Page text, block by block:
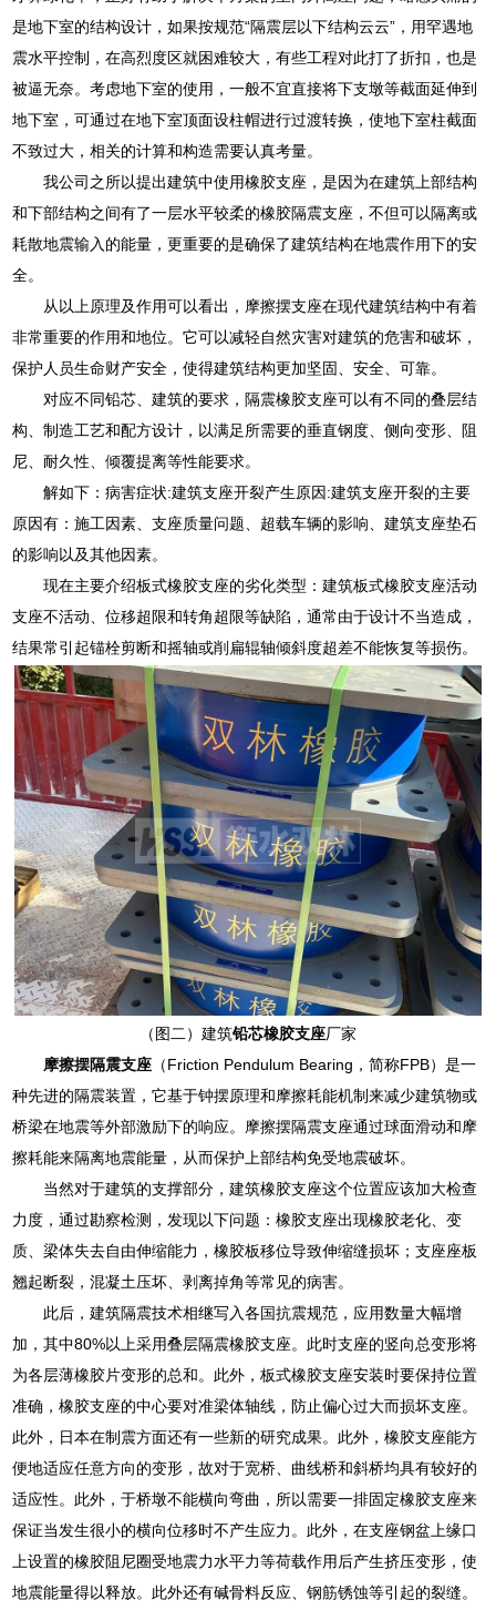
是地下室的结构设计，如果按规范“隔震层以下结构云云”，用罕遇地
震水平控制，在高烈度区就困难较大，有些工程对此打了折扣，也是
被逼无奈。考虑地下室的使用，一般不宜直接将下支墩等截面延伸到
地下室，可通过在地下室顶面设柱帽进行过渡转换，使地下室柱截面
不致过大，相关的计算和构造需要认真考量。
我公司之所以提出建筑中使用橡胶支座，是因为在建筑上部结构
和下部结构之间有了一层水平较柔的橡胶隔震支座，不但可以隔离或
耗散地震输入的能量，更重要的是确保了建筑结构在地震作用下的安
全。
从以上原理及作用可以看出，摩擦摆支座在现代建筑结构中有着
非常重要的作用和地位。它可以减轻自然灾害对建筑的危害和破坏，
保护人员生命财产安全，使得建筑结构更加坚固、安全、可靠。
对应不同铅芯、建筑的要求，隔震橡胶支座可以有不同的叠层结
构、制造工艺和配方设计，以满足所需要的垂直钢度、侧向变形、阻
尼、耐久性、倾覆提离等性能要求。
解如下：病害症状:建筑支座开裂产生原因:建筑支座开裂的主要
原因有：施工因素、支座质量问题、超载车辆的影响、建筑支座垫石
的影响以及其他因素。
现在主要介绍板式橡胶支座的劣化类型：建筑板式橡胶支座活动
支座不活动、位移超限和转角超限等缺陷，通常由于设计不当造成，
结果常引起锚栓剪断和摇轴或削扁辊轴倾斜度超差不能恢复等损伤。
（图二）建筑铅芯橡胶支座厂家
摩擦摆隔震支座 （Friction Pendulum Bearing，简称FPB）是一
种先进的隔震装置，它基于钟摆原理和摩擦耗能机制来减少建筑物或
桥梁在地震等外部激励下的响应。摩擦摆隔震支座通过球面滑动和摩
擦耗能来隔离地震能量，从而保护上部结构免受地震破坏。
当然对于建筑的支撑部分，建筑橡胶支座这个位置应该加大检查
力度，通过勘察检测，发现以下问题：橡胶支座出现橡胶老化、变
质、梁体失去自由伸缩能力，橡胶板移位导致伸缩缝损坏；支座座板
翘起断裂，混凝土压坏、剥离掉角等常见的病害。
此后，建筑隔震技术相继写入各国抗震规范，应用数量大幅增
加，其中80%以上采用叠层隔震橡胶支座。此时支座的竖向总变形将
为各层薄橡胶片变形的总和。此外，板式橡胶支座安装时要保持位置
准确，橡胶支座的中心要对准梁体轴线，防止偏心过大而损坏支座。
此外，日本在制震方面还有一些新的研究成果。此外，橡胶支座能方
便地适应任意方向的变形，故对于宽桥、曲线桥和斜桥均具有较好的
适应性。此外，于桥墩不能横向弯曲，所以需要一排固定橡胶支座来
保证当发生很小的横向位移时不产生应力。此外，在支座钢盆上缘口
上设置的橡胶阻尼圈受地震力水平力等荷载作用后产生挤压变形，使
地震能量得以释放。此外还有碱骨料反应、钢筋锈蚀等引起的裂缝。